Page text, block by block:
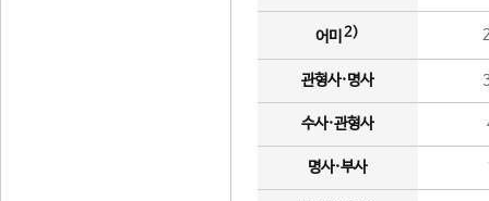
어미 2)
관형사·명사
수사·관형사
명사·부사